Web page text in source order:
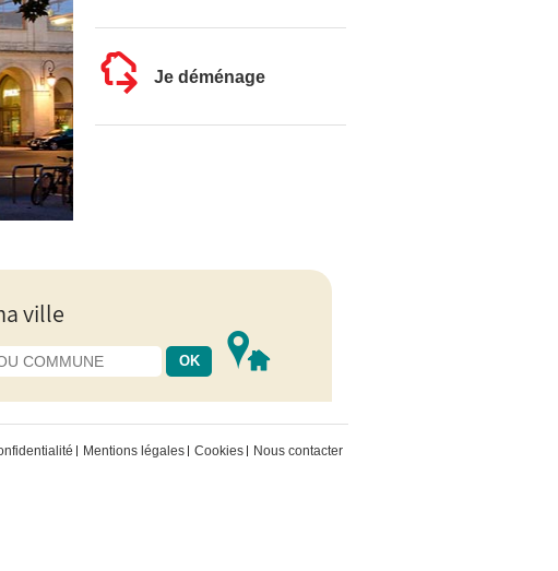
Je déménage
ville
Mentions légales Cookies Nous contacter